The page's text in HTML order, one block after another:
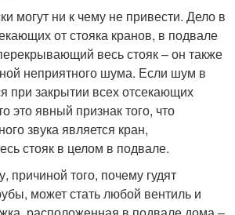
могут ни к чему не привести. Дело в
от стояка кранов, в подвале
весь стояк – он также
неприятного шума. Если шум в
при закрытии всех отсекающих
это явный признак того, что
звука является кран,
стояк в целом в подвале.
причиной того, почему гудят
может стать любой вентиль и